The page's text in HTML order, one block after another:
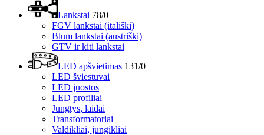
Lankstai 78/0
FGV lankstai (itališki)
Blum lankstai (austriški)
GTV ir kiti lankstai
LED apšvietimas 131/0
LED šviestuvai
LED juostos
LED profiliai
Jungtys, laidai
Transformatoriai
Valdikliai, jungikliai